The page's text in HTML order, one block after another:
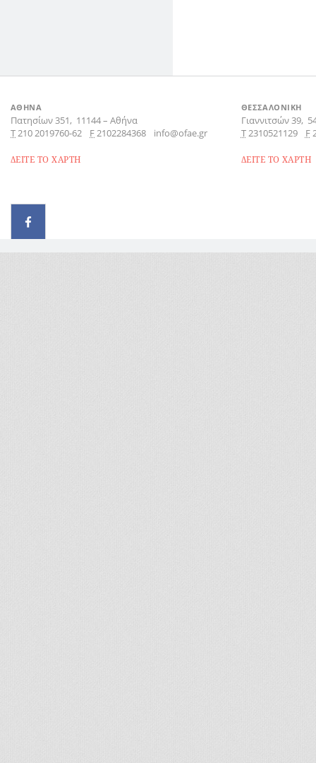
ΑΘΗΝΑ
Πατησίων 351, 11144– Αθήνα
Τ210 2019760-62 F2102284368 info@ofae.gr
ΔΕΙΤΕ ΤΟ ΧΑΡΤΗ
ΘΕΣΣΑΛΟΝΙΚΗ
Γιαννιτσών 39,
Τ2310521129 F
ΔΕΙΤΕ ΤΟ ΧΑΡΤΗ